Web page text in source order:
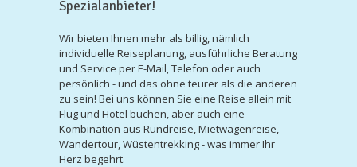
Spezialanbieter!
Wir bieten Ihnen mehr als billig, nämlich
individuelle Reiseplanung, ausführliche Beratung
und Service per E-Mail, Telefon oder auch
persönlich - und das ohne teurer als die anderen
zu sein! Bei uns können Sie eine Reise allein mit
Flug und Hotel buchen, aber auch eine
Kombination aus Rundreise, Mietwagenreise,
Wandertour, Wüstentrekking - was immer Ihr
Herz begehrt.